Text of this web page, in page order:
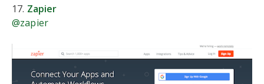
17. Zapier
@zapier